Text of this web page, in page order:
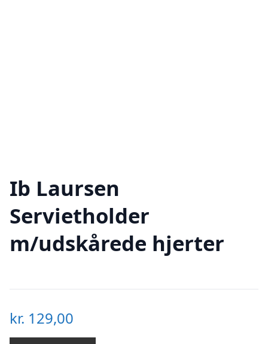
Ib Laursen
Servietholder
m/udskårede hjerter
kr. 129,00